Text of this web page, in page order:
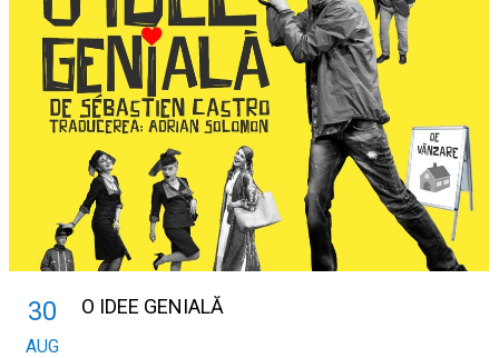
30
AUG
O IDEE GENIALĂ